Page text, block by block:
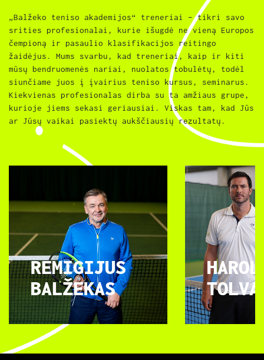
„Balžeko teniso akademijos“ treneriai – tikri savo
srities profesionalai, kurie išugdė ne vieną Europos
čempioną ir pasaulio klasifikacijos reitingo
žaidėjus. Mums svarbu, kad treneriai, kaip ir kiti
mūsų bendruomenės nariai, nuolatos tobulėtų, todėl
siunčiame juos į įvairius teniso kursus, seminarus.
Kiekvienas profesionalas dirba su ta amžiaus grupe,
kurioje jiems sekasi geriausiai. Viskas tam, kad Jūs
ar Jūsų vaikai pasiektų aukščiausių rezultatų.
REMIGIJUS
BALŽEKAS